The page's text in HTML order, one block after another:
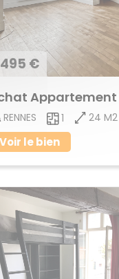
495 €
RENNES 1 24 M2
Voir le bien